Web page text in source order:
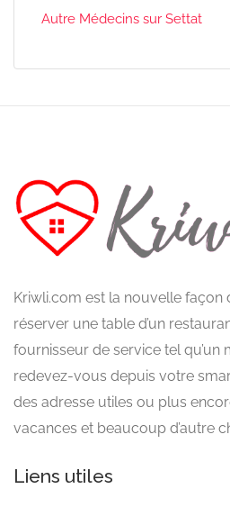
Autre Médecins sur Settat
Kriwli.com est la nouvelle façon
réserver une table d’un
fournisseur de service tel qu’un
redevez-vous depuis votre
des adresse utiles ou plus
vacances et beaucoup d’autre
Liens utiles